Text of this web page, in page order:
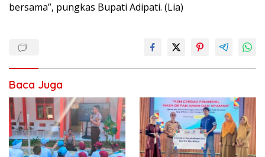
bersama”, pungkas Bupati Adipati. (Lia)
Baca Juga